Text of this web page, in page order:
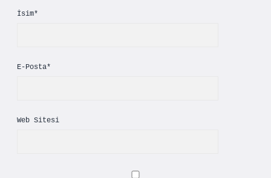
İsim*
E-Posta*
Web Sitesi